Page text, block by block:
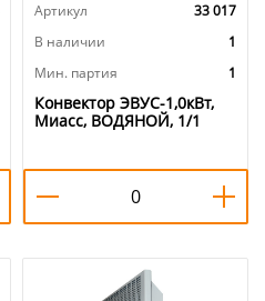
Артикул
33 017
В наличии
1
Мин. партия
1
Конвектор ЭВУС-1,0кВт,
Миасс, ВОДЯНОЙ, 1/1